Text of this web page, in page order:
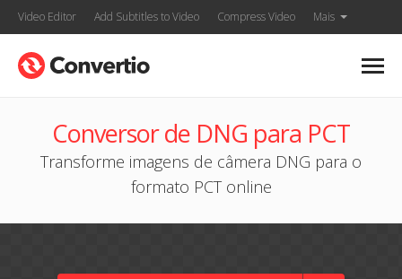
Video Editor Add Subtitles to Video Compress Video Mais
Conversor de DNG para PCT
Transforme imagens de câmera DNG para o
formato PCT online